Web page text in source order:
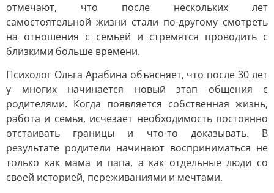
отмечают, что после нескольких лет
самостоятельной жизни стали по-другому смотреть
на отношения с семьей и стремятся проводить с
близкими больше времени.
Психолог Ольга Арабина объясняет, что после 30 лет
у многих начинается новый этап общения с
родителями. Когда появляется собственная жизнь,
работа и семья, исчезает необходимость постоянно
отстаивать границы и что-то доказывать. В
результате родители начинают восприниматься не
только как мама и папа, а как отдельные люди со
своей историей, переживаниями и мечтами.